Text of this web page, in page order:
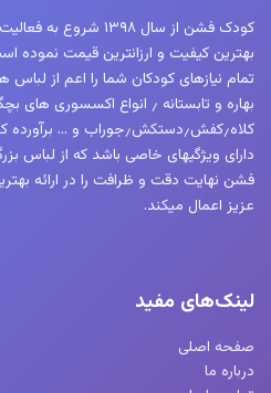
کودک فشن از سال ۱۳۹۸
بهترین کیفیت و ارزانترین قیمت
بهاره و تابستانه ٫ انواع اکسسوری
کلاه٫کفش٫دستکش٫جوراب و
دارای ویژگیهای خاصی باشد که از لباس
فشن نهایت دقت و ظرافت را در ارائه
عزیز اعمال میکند.
لینک‌های مفید
صفحه اصلی
درباره ما